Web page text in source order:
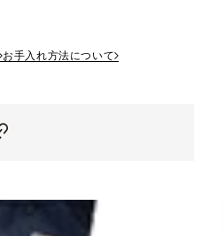
お手入れ方法について